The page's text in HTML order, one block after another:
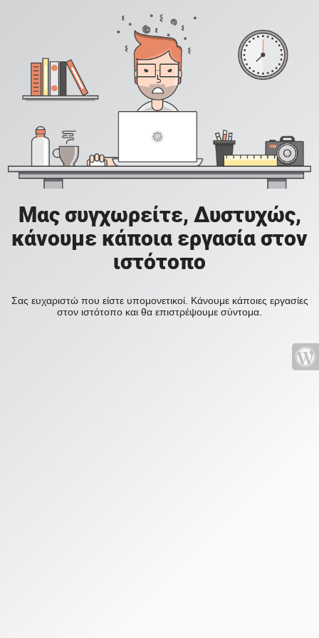
Μας συγχωρείτε, Δυστυχώς,
κάνουμε κάποια εργασία στον
ιστότοπο
Σας ευχαριστώ που είστε υπομονετικοί. Κάνουμε κάποιες εργασίες
στον ιστότοπο και θα επιστρέψουμε σύντομα.